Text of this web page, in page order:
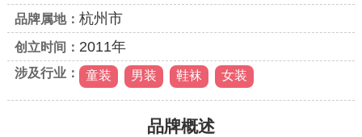
品牌属地： 杭州市
创立时间： 2011年
涉及行业： 童装 男装 鞋袜 女装
品牌概述